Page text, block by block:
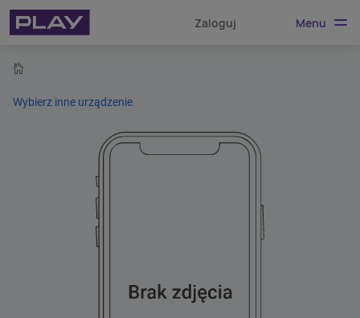
Zaloguj Menu
Wybierz inne urządzenie